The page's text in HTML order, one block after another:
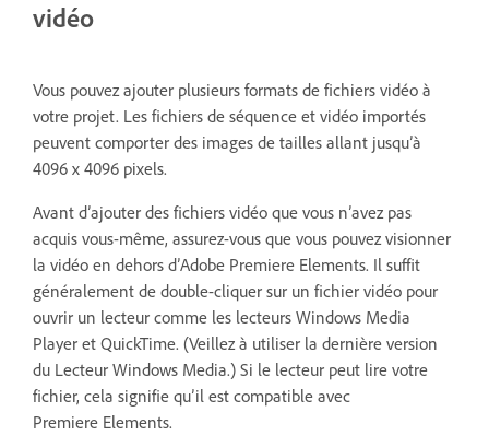
vidéo
Vous pouvez ajouter plusieurs formats de fichiers vidéo à
votre projet. Les fichiers de séquence et vidéo importés
peuvent comporter des images de tailles allant jusqu’à
4096 x 4096 pixels.
Avant d’ajouter des fichiers vidéo que vous n’avez pas
acquis vous-même, assurez-vous que vous pouvez visionner
la vidéo en dehors d’Adobe Premiere Elements. Il suffit
généralement de double-cliquer sur un fichier vidéo pour
ouvrir un lecteur comme les lecteurs Windows Media
Player et QuickTime. (Veillez à utiliser la dernière version
du Lecteur Windows Media.) Si le lecteur peut lire votre
fichier, cela signifie qu’il est compatible avec
Premiere Elements.